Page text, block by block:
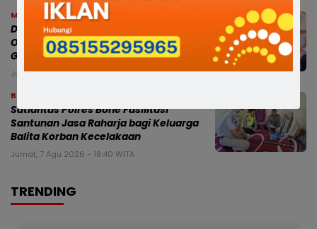
Makassar
Dampingi Mensos, Gubernur Sulsel
Optimistis Sekolah Rakyat Cetak
Generasi Berakhlak dan Berdaya Saing
Jumat, 7 Agu 2026 - 18:44 WITA
Bone
Satlantas Polres Bone Fasilitasi
Santunan Jasa Raharja bagi Keluarga
Balita Korban Kecelakaan
Jumat, 7 Agu 2026 - 18:40 WITA
TRENDING